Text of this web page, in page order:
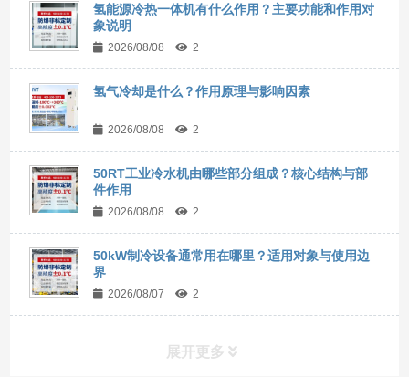
氢能源冷热一体机有什么作用？主要功能和作用对
象说明
2026/08/08 2
氢气冷却是什么？作用原理与影响因素
2026/08/08 2
50RT工业冷水机由哪些部分组成？核心结构与部
件作用
2026/08/08 2
50kW制冷设备通常用在哪里？适用对象与使用边
界
2026/08/07 2
展开更多